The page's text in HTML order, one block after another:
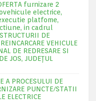
furnizare 2
electrice,
platfome,
in cadrul
DE
VEHICULE
DE REDRESARE SI
JOS, JUDEŢUL
A PROCESULUI DE
PUNCTE/STATII
ELECTRICE